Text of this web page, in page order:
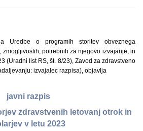
Uredbe o programih storitev obveznega
zmogljivostih, potrebnih za njegovo izvajanje, in
(Uradni list RS, št. 8/23), Zavod za zdravstveno
izvajalec razpisa), objavlja
javni razpis
zdravstvenih letovanj otrok in
v letu 2023